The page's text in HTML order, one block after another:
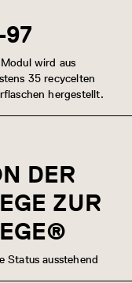
wird aus
35 recycelten
hergestellt.
DER
ZUR
Status ausstehend